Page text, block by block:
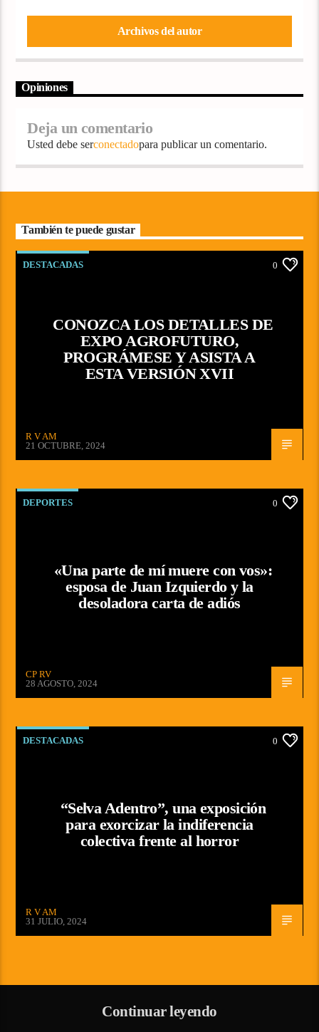
Archivos del autor
Opiniones
Deja un comentario
Usted debe serconectadopara publicar un comentario.
También te puede gustar
DESTACADAS 0
CONOZCA LOS DETALLES DE
EXPO AGROFUTURO,
PROGRÁMESE Y ASISTA A
ESTA VERSIÓN XVII
R V AM
21 OCTUBRE, 2024
DEPORTES 0
«Una parte de mí muere con vos»:
esposa de Juan Izquierdo y la
desoladora carta de adiós
CP RV
28 AGOSTO, 2024
DESTACADAS 0
“Selva Adentro”, una exposición
para exorcizar la indiferencia
colectiva frente al horror
R V AM
31 JULIO, 2024
Continuar leyendo